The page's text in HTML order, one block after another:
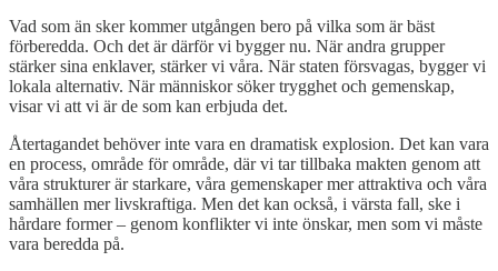
Vad som än sker kommer utgången bero på vilka som är bäst
förberedda. Och det är därför vi bygger nu. När andra grupper
stärker sina enklaver, stärker vi våra. När staten försvagas, bygger vi
lokala alternativ. När människor söker trygghet och gemenskap,
visar vi att vi är de som kan erbjuda det.
Återtagandet behöver inte vara en dramatisk explosion. Det kan vara
en process, område för område, där vi tar tillbaka makten genom att
våra strukturer är starkare, våra gemenskaper mer attraktiva och våra
samhällen mer livskraftiga. Men det kan också, i värsta fall, ske i
hårdare former – genom konflikter vi inte önskar, men som vi måste
vara beredda på.